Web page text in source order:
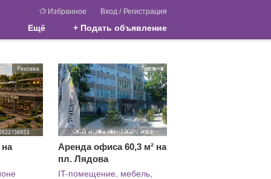
Избранное Вход / Регистрация
Ещё + Подать объявление
Аренда офиса 60,3 м² на
пл. Лядова
IT-помещение, мебель,